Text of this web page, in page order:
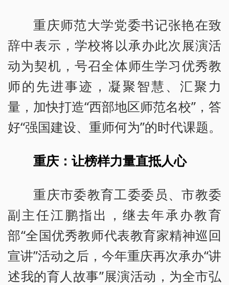
重庆师范大学党委书记张艳在致
辞中表示，学校将以承办此次展演活
动为契机，号召全体师生学习优秀教
师的先进事迹，凝聚智慧、汇聚力
量，加快打造“西部地区师范名校”，答
好“强国建设、重师何为”的时代课题。
重庆：让榜样力量直抵人心
重庆市委教育工委委员、市教委
副主任江鹏指出，继去年承办教育
部“全国优秀教师代表教育家精神巡回
宣讲”活动之后，今年重庆再次承办“讲
述我的育人故事”展演活动，为全市弘